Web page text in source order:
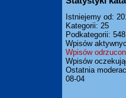
Istniejemy od:
Kategorii: 25
Podkategorii: 548
Wpisów
Wpisów
Wpisów
Ostatnia
08-04